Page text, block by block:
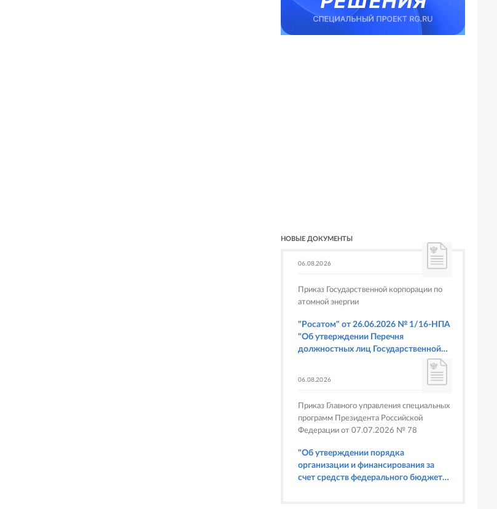
НОВЫЕ ДОКУМЕНТЫ
06.08.2026
Приказ Государственной корпорации по
атомной энергии
"Росатом" от 26.06.2026 № 1/16-НПА
"Об утверждении Перечня
должностных лиц Государственной
корпорации по атомной энергии
предусмотренных статьями 6.3, 8.1,
9.4, 9.5 и 9.5.1, частью 3 статьи 9.16,
статьей 14.44, частью 1 статьи 19.4,
статьей 19.4.1, частями 6 и 15 статьи
19.5, статьями 19.6 и 19.7, частью 1
статьи 19.26, статьей 19.33, частями 1,
2, 2.1, 6 и 6.1 статьи 20.4 Кодекса
06.08.2026
Приказ Главного управления специальных
программ Президента Российской
Федерации от 07.07.2026 № 78
"Об утверждении порядка
организации и финансирования за
счет средств федерального бюджета